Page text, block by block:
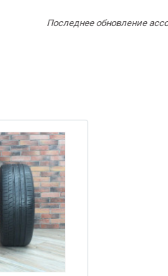
Последнее обновление